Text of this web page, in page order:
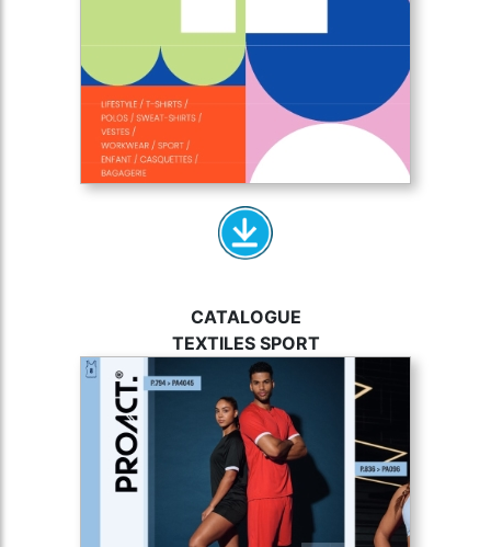
CATALOGUE
TEXTILES SPORT